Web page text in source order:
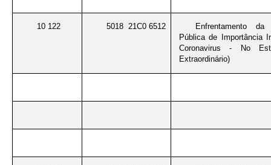
10 122 5018 21C0 6512
Enfrentamento
Pública de Importância
Coronavirus - No
Extraordinário)